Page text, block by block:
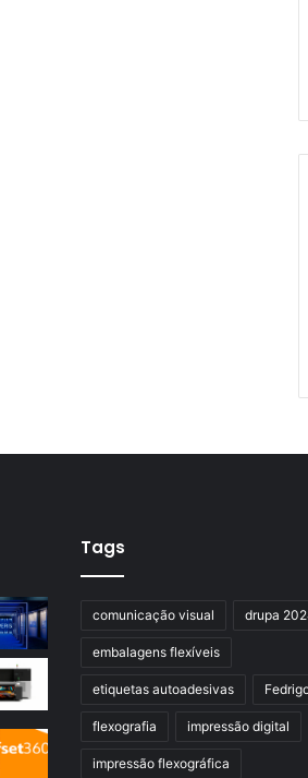
Tags
comunicação visual drupa
embalagens flexíveis
etiquetas autoadesivas
flexografia impressão digital
impressão flexográfica